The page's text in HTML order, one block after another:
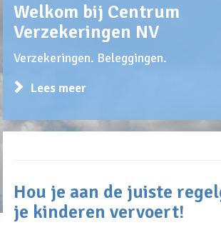
Welkom bij Centrum
Verzekeringen NV
Verzekeringen. Beleggingen.
Lees meer
Hou je aan de juiste
je kinderen vervoert!